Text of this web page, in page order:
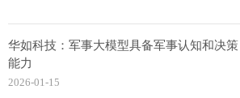
华如科技：军事大模型具备军事认知和决策
能力
2026-01-15